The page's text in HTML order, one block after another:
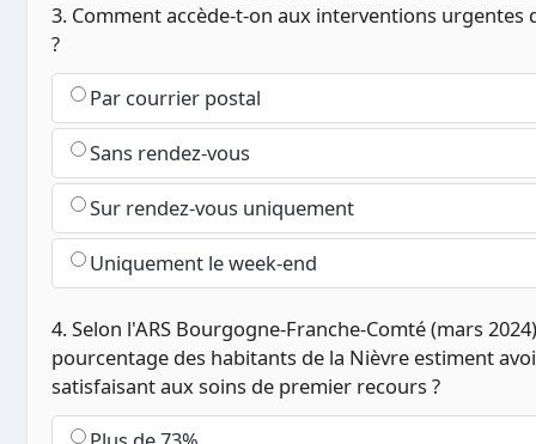
3. Comment accède-t-on aux interventions urgentes
?
Par courrier postal
Sans rendez-vous
Sur rendez-vous uniquement
Uniquement le week-end
4. Selon l'ARS Bourgogne-Franche-Comté (mars
pourcentage des habitants de la Nièvre estiment
satisfaisant aux soins de premier recours ?